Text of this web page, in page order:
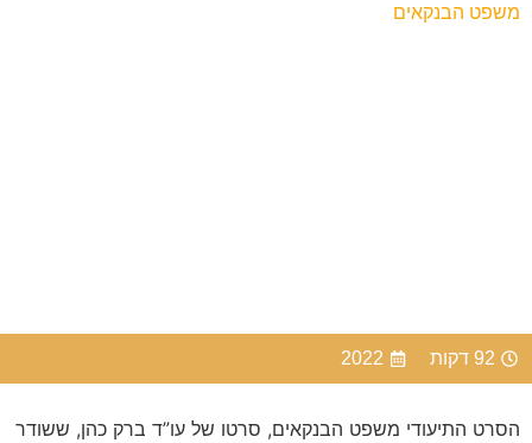
משפט הבנקאים
92 דקות 2022
הסרט התיעודי משפט הבנקאים, סרטו של עו”ד ברק כהן, ששודר